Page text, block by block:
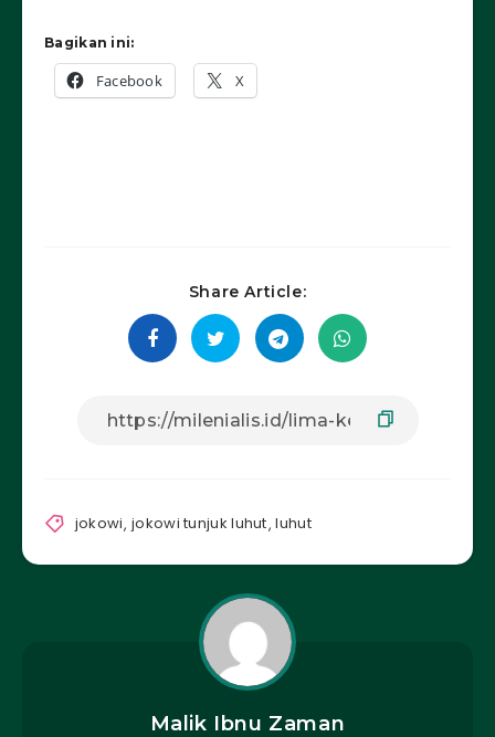
Bagikan ini:
Facebook X
Share Article:
jokowi,jokowi tunjuk luhut,luhut
Malik Ibnu Zaman